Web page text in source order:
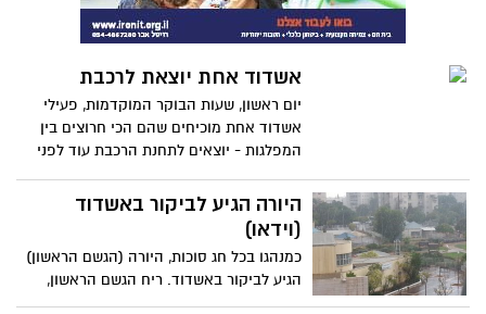
טעימה מיום הקהילה מהשנה שעברה
אשדוד אחת יוצאת לרכבת
יום ראשון, שעות הבוקר המוקדמות, פעילי
אשדוד אחת מוכיחים שהם הכי חרוצים בין
המפלגות - יוצאים לתחנת הרכבת עוד לפני
המצב רוח קרבי, החיוכים משדרים אנרגיות
טובות. נראה שהם מוכנים לקרב.
היורה הגיע לביקור באשדוד
(וידאו)
כמנהגו בכל חג סוכות, היורה (הגשם הראשון)
הגיע לביקור באשדוד. ריח הגשם הראשון,
האהוב והמוכר לכל, הציף את האווירה